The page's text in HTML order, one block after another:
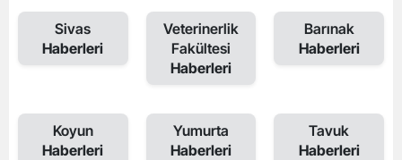
Sivas
Haberleri
Veterinerlik
Fakültesi
Haberleri
Barınak
Haberleri
Koyun
Haberleri
Yumurta
Haberleri
Tavuk
Haberleri